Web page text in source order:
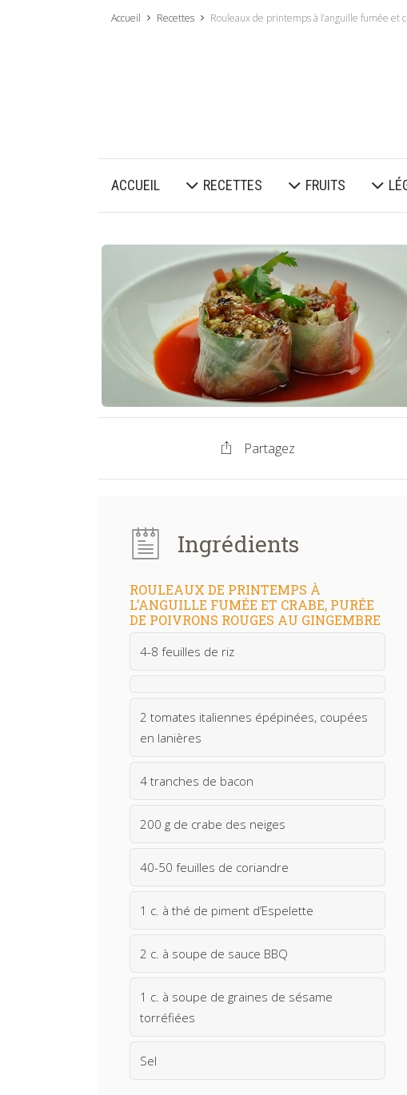
Accueil Recettes Rouleaux de printemps à l’anguille fumée
ACCUEIL RECETTES FRUITS
Partagez
Ingrédients
ROULEAUX DE PRINTEMPS À
L’ANGUILLE FUMÉE ET CRABE, PURÉE
DE POIVRONS ROUGES AU GINGEMBRE
4-8 feuilles de riz
2 tomates italiennes épépinées, coupées
en lanières
4 tranches de bacon
200 g de crabe des neiges
40-50 feuilles de coriandre
1 c. à thé de piment d’Espelette
2 c. à soupe de sauce BBQ
1 c. à soupe de graines de sésame
torréfiées
Sel